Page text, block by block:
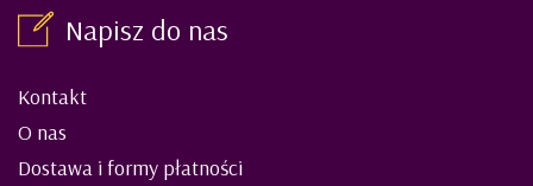
Napisz do nas
Kontakt
O nas
Dostawa i formy płatności